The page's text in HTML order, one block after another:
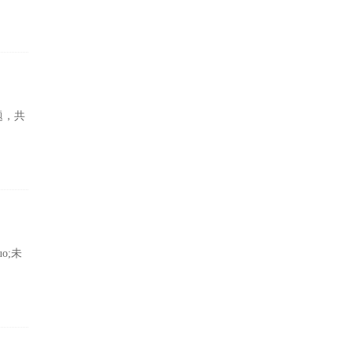
，共
未